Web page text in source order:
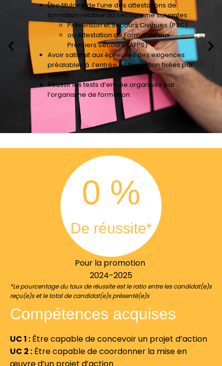
Être titulaire de l’une des attestations de
formation relative au secourisme suivantes :
Prévention et Secours Civiques (PSC)
ou Attestation de Formation aux
Premiers Secours (AFPS)
Avoir satisfait aux épreuves des exigences
préalables à l’entrée en formation fixées par
décret
Réussir les tests d’entrée organisés par
l’organisme de formation
De réussite*
0 %
Pour la promotion
2024-2025
*Le pourcentage du taux de réussite est le ratio entre les candidat(e)s
reçu(e)s et le total de candidat(e)s présenté(e)s
Compétences acquises
UC 1 : Être capable de concevoir un projet d’action
UC 2 : Être capable de coordonner la mise en